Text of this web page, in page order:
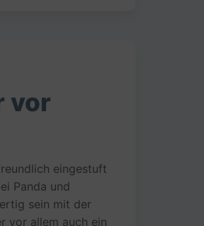
vor
eingestuft
Panda und
sein mit der
vor allem auch ein